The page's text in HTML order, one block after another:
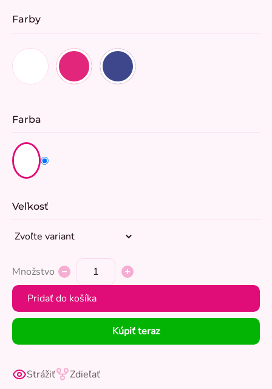
Farby
Farba
Veľkosť
Množstvo
Pridať do košíka
Kúpiť teraz
Strážiť Zdieľať